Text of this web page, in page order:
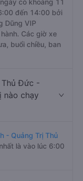
có khoảng 11
đến 14:00 bởi
Dũng VIP
Các giờ xe
buổi chiều, ban
Thủ Đức -
nào chạy
- Quảng Trị Thủ
là vào lúc 6:00